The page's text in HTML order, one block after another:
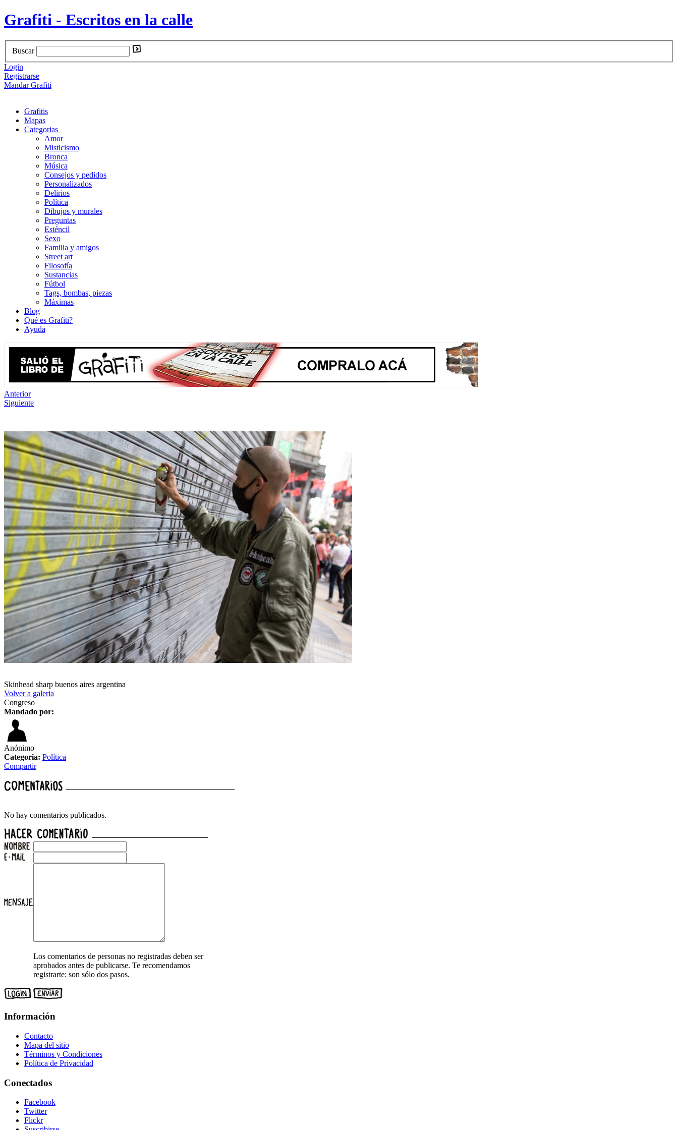
Grafiti - Escritos en la calle
Buscar
Login
Registrarse
Mandar Grafiti
Grafitis
Mapas
Categorias
Amor
Misticismo
Bronca
Música
Consejos y pedidos
Personalizados
Delirios
Política
Dibujos y murales
Preguntas
Esténcil
Sexo
Familia y amigos
Street art
Filosofía
Sustancias
Fútbol
Tags, bombas, piezas
Máximas
Blog
Qué es Grafiti?
Ayuda
Anterior
Siguiente
Skinhead sharp buenos aires argentina
Volver a galeria
Congreso
Mandado por:
Anónimo
Categoria: Política
Compartir
No hay comentarios publicados.
Los comentarios de personas no registradas deben ser
aprobados antes de publicarse. Te recomendamos
registrarte: son sólo dos pasos.
Información
Contacto
Mapa del sitio
Términos y Condiciones
Política de Privacidad
Conectados
Facebook
Twitter
Flickr